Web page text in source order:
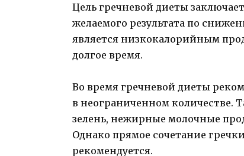
Цель гречневой диеты
желаемого результата по
является низкокалорийным
долгое время.
Во время гречневой диеты
в неограниченном количестве.
зелень, нежирные молочные
Однако прямое сочетание
рекомендуется.